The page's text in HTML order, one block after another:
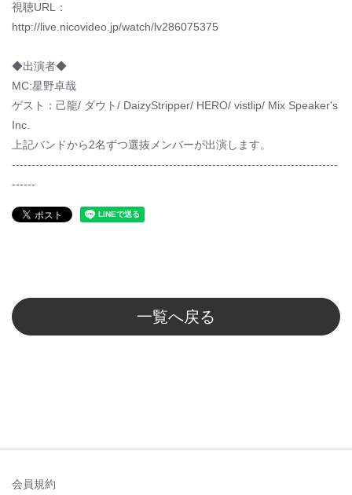
視聴URL：
http://live.nicovideo.jp/watch/lv286075375
◆出演者◆
MC:星野卓哉
ゲスト：己龍/ ダウト/ DaizyStripper/ HERO/ vistlip/ Mix Speaker's
Inc.
上記バンドから2名ずつ選抜メンバーが出演します。
-----------------------------------------------------------------------------------
------
一覧へ戻る
会員規約